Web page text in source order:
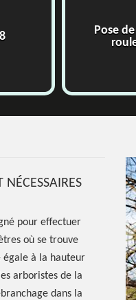
Pose
NÉCESSAIRES
pour effectuer
où se trouve
égale à la hauteur
arboristes de la
dans la